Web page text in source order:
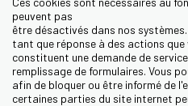
peuvent pas
être désactivés dans nos
tant que réponse à des actions
constituent une demande de
remplissage de formulaires. Vous
afin de bloquer ou être informé de
certaines parties du site internet